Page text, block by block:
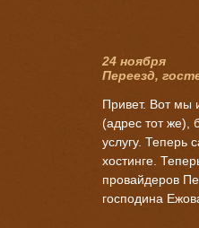
24 ноября
Переезд,
Привет. Вот мы
(адрес тот же),
услугу. Теперь
хостинге.
провайдеров
господина